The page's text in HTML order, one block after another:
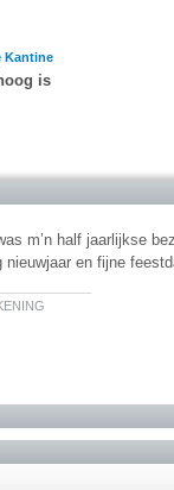
Kantine
is
m’n half jaarlijkse
nieuwjaar en fijne